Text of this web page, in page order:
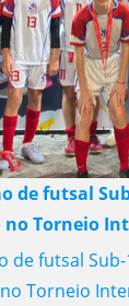
de futsal
Torneio
de futsal
Torneio